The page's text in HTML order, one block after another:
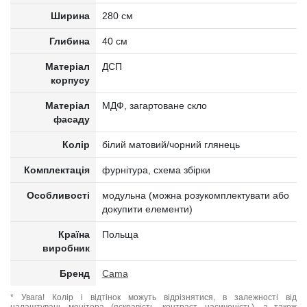
Ширина 280 см
Глибина 40 см
Матеріал
корпусу
ДСП
Матеріал
фасаду
МДФ, загартоване скло
Колір білий матовий/чорний глянець
Комплектація фурнітура, схема збірки
Особливості
модульна (можна розукомплектувати або
докупити елементи)
Країна
виробник
Польща
Бренд Cama
* Увага! Колір і відтінок можуть відрізнятися, в залежності від